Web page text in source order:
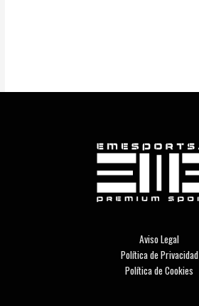
Aviso Legal
Política de Privacidad
Política de Cookies